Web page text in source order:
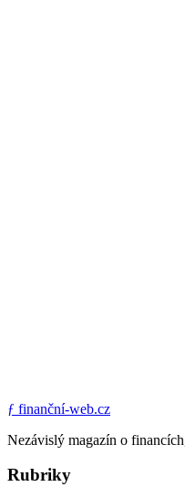
ƒ finanční-web.cz
Nezávislý magazín o
Rubriky